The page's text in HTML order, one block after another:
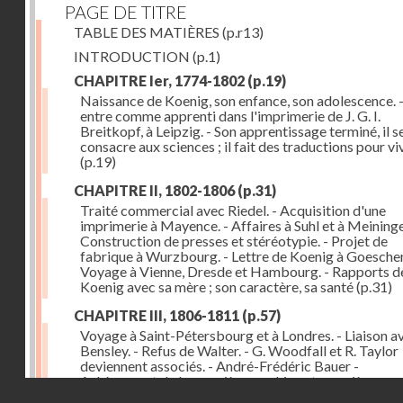
PAGE DE TITRE
TABLE DES MATIÈRES (p.r13)
INTRODUCTION (p.1)
CHAPITRE Ier, 1774-1802 (p.19)
Naissance de Koenig, son enfance, son adolescence.
entre comme apprenti dans l'imprimerie de J. G. I.
Breitkopf, à Leipzig. - Son apprentissage terminé, il
consacre aux sciences ; il fait des traductions pour
(p.19)
CHAPITRE II, 1802-1806(p.31)
Traité commercial avec Riedel. - Acquisition d'une
imprimerie à Mayence. - Affaires à Suhl et à
Construction de presses et stéréotypie. - Projet de
fabrique à Wurzbourg. - Lettre de Koenig à
Voyage à Vienne, Dresde et Hambourg. - Rapports
Koenig avec sa mère ; son caractère, sa santé(p.31)
CHAPITRE III, 1806-1811 (p.57)
Voyage à Saint-Pétersbourg et à Londres. - Liaison
Bensley. - Refus de Walter. - G. Woodfall et R. Taylor
deviennent associés. - André-Frédéric Bauer -
Achèvement de la première machine et premières